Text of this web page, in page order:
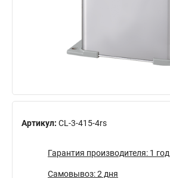
Артикул: CL-3-415-4rs
Гарантия производителя: 1 год
Самовывоз: 2 дня